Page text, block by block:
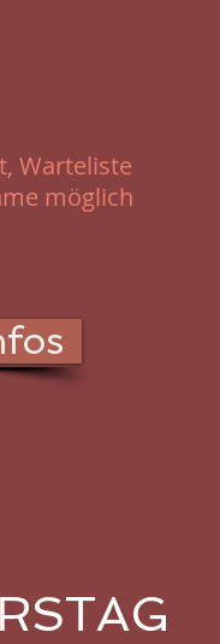
Warteliste
möglich